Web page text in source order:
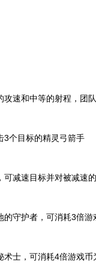
攻速和中等的射程，团
3个目标的精灵弓箭手
可减速目标并对被减速
的守护者，可消耗3倍
术士，可消耗4倍游戏